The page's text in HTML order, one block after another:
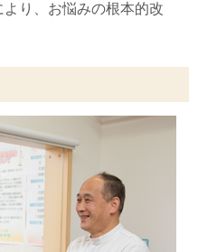
り、お悩みの根本的改